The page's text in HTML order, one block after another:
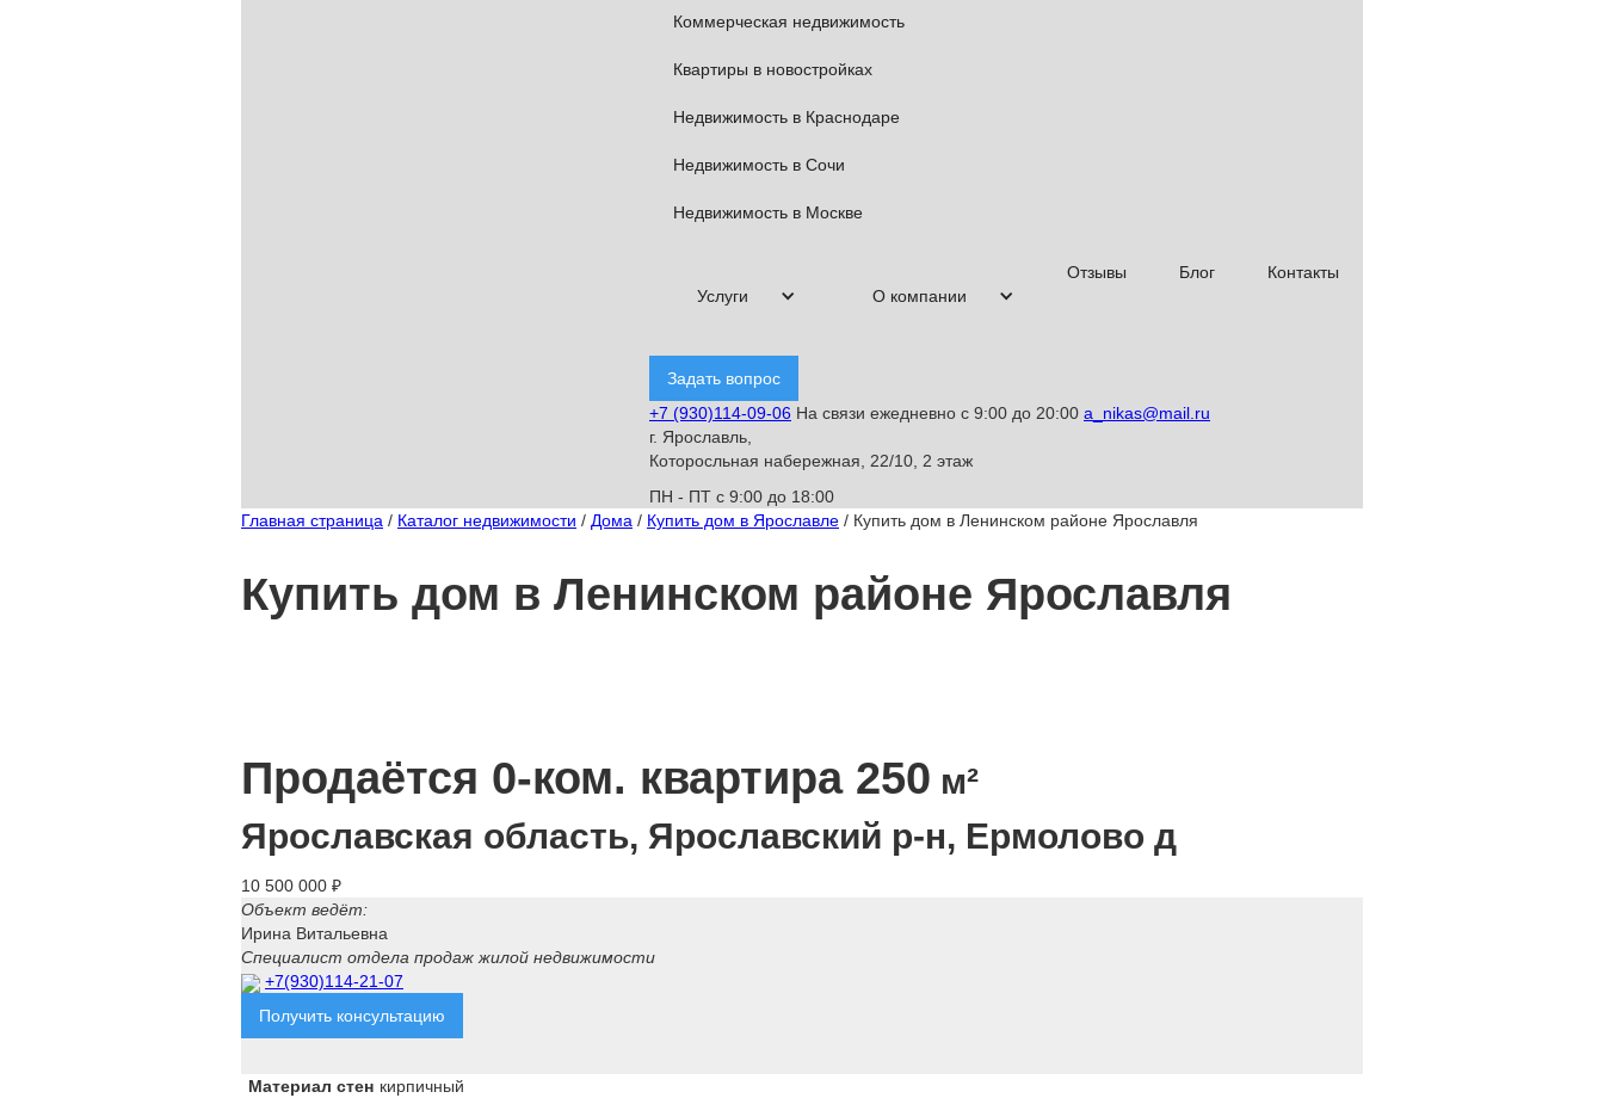
Коммерческая недвижимость
Квартиры в новостройках
Недвижимость в Краснодаре
Недвижимость в Сочи
Недвижимость в Москве
Услуги О компании
Отзывы Блог Контакты
Задать вопрос
+7 (930)114-09-06 На связи ежедневно с 9:00 до 20:00 a_nikas@mail.ru
г. Ярославль,
Которосльная набережная, 22/10, 2 этаж
ПН - ПТ с 9:00 до 18:00
Главная страница / Каталог недвижимости / Дома / Купить дом в Ярославле / Купить дом в Ленинском районе Ярославля
Купить дом в Ленинском районе Ярославля
Продаётся 0-ком. квартира 250 м²
Ярославская область, Ярославский р-н, Ермолово д
10 500 000 ₽
Объект ведёт:
Ирина Витальевна
Специалист отдела продаж жилой недвижимости
+7(930)114-21-07
Получить консультацию
Материал стен кирпичный